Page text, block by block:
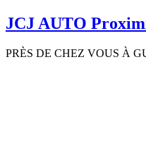
JCJ AUTO
PRÈS DE CHEZ VOUS À